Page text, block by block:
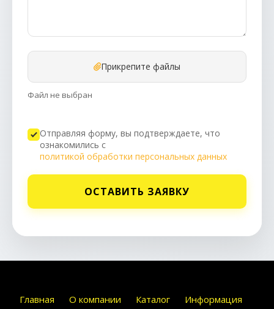
Прикрепите файлы
Файл не выбран
Отправляя форму, вы подтверждаете, что
ознакомились с
политикой обработки персональных данных
ОСТАВИТЬ ЗАЯВКУ
Главная О компании Каталог
Информация